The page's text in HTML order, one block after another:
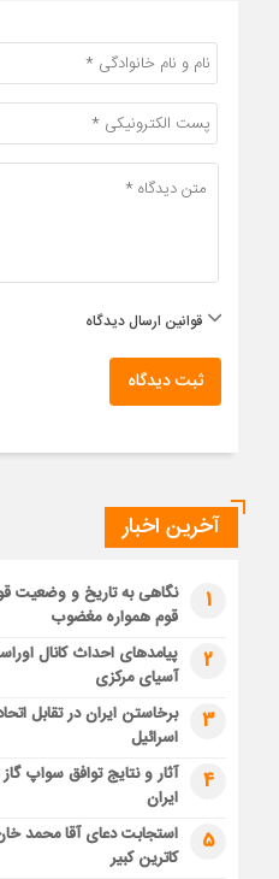
قوانین ارسال دیدگاه
ثبت دیدگاه
آخرین اخبار
1
نگاهی به تاریخ و وضعیت
قوم همواره مغضوب
2
پیامدهای احداث کانال
آسیای مرکزی
3
برخاستن ایران در تقابل
اسرائیل
4
آثار و نتایج توافق سواپ
ایران
5
استجابت دعای آقا محمد
کاترین کبیر